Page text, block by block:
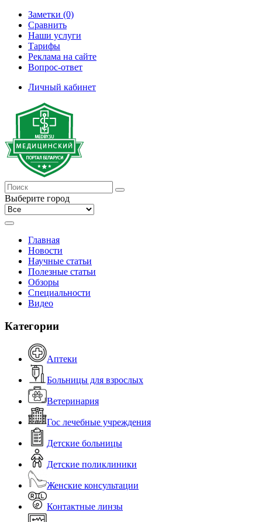
Заметки (0)
Сравнить
Наши услуги
Тарифы
Реклама на сайте
Вопрос-ответ
Личный кабинет
Выберите город
Главная
Новости
Научные статьи
Полезные статьи
Обзоры
Специальности
Видео
Категории
Аптеки
Больницы для взрослых
Ветеринария
Гос лечебные учреждения
Детские больницы
Детские поликлиники
Женские консультации
Контактные линзы